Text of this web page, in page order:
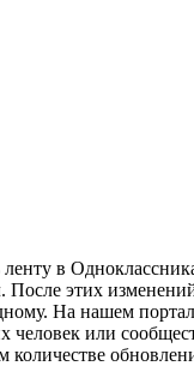
в
этих
На нашем
человек или